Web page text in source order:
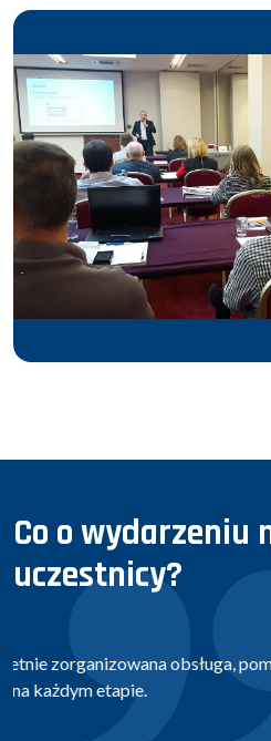
Co o wydarzeniu
uczestnicy?
Bardzo miła i profesjonalna
organizowanym przez firmę
z pewnością nie będzie to